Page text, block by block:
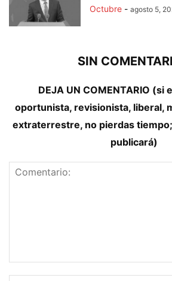
Octubre - agosto 5,
SIN
DEJA UN COMENTARIO (si
oportunista, revisionista, liberal,
extraterrestre, no pierdas
publicará)